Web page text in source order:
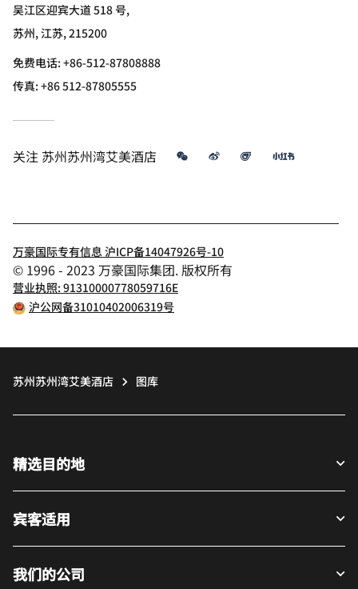
吴江区迎宾大道 518 号,
苏州, 江苏, 215200
免费电话:+86-512-87808888
传真:+86 512-87805555
关注 苏州苏州湾艾美酒店 微信 微博 飞猪 小红书
万豪国际专有信息 沪ICP备14047926号-10
© 1996 - 2023 万豪国际集团. 版权所有
营业执照: 91310000778059716E
沪公网备31010402006319号
苏州苏州湾艾美酒店 图库
精选目的地
宾客适用
我们的公司